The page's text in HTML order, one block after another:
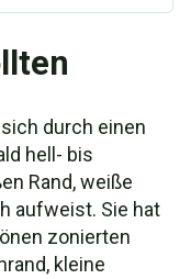
durch einen
hell- bis
Rand, weiße
aufweist. Sie hat
zonierten
kleine